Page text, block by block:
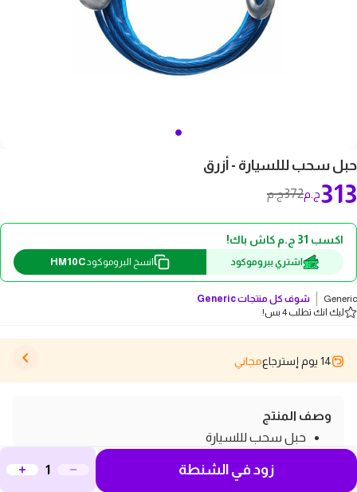
حبل سحب لللسيارة - أزرق
372ج.م 313ج.م
اكسب 31 ج.م كاش باك!
اشتري ببروموكود انسخ البروموكود HM10C
Generic شوف كل منتجاتGeneric
ليك انك تطلب 4 بس!
14 يوم إسترجاع مجاني
وصف المنتج
حبل سحب لللسيارة
تصميم قابل للطي عملي خاص، مريح في الاستخدام
زود في الشنطة